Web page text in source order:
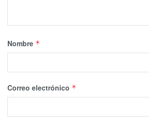
Nombre *
Correo electrónico *